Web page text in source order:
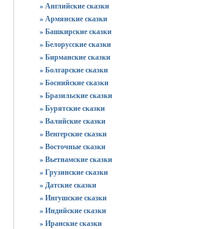
» Английские сказки
» Армянские сказки
» Башкирские сказки
» Белорусские сказки
» Бирманские сказки
» Болгарские сказки
» Боснийские сказки
» Бразильские сказки
» Бурятские сказки
» Валийские сказки
» Венгерские сказки
» Восточные сказки
» Вьетнамские сказки
» Грузинские сказки
» Датские сказки
» Ингушские сказки
» Индийские сказки
» Иранские сказки